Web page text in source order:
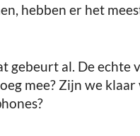
hebben er het
gebeurt al. De echte
mee? Zijn we klaar